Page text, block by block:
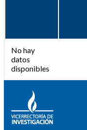
No hay
datos
disponibles